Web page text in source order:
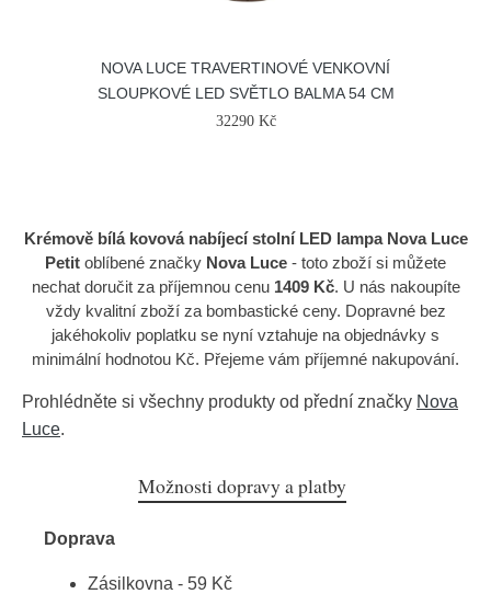
NOVA LUCE TRAVERTINOVÉ VENKOVNÍ
SLOUPKOVÉ LED SVĚTLO BALMA 54 CM
32290 Kč
Krémově bílá kovová nabíjecí stolní LED lampa Nova Luce
Petit oblíbené značky Nova Luce - toto zboží si můžete
nechat doručit za příjemnou cenu 1409 Kč. U nás nakoupíte
vždy kvalitní zboží za bombastické ceny. Dopravné bez
jakéhokoliv poplatku se nyní vztahuje na objednávky s
minimální hodnotou Kč. Přejeme vám příjemné nakupování.
Prohlédněte si všechny produkty od přední značky Nova
Luce.
Možnosti dopravy a platby
Doprava
Zásilkovna - 59 Kč